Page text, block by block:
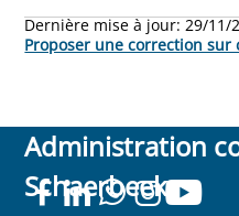
Dernière mise à jour:29/11/
Proposer une correction sur
Administration
Schaerbeek